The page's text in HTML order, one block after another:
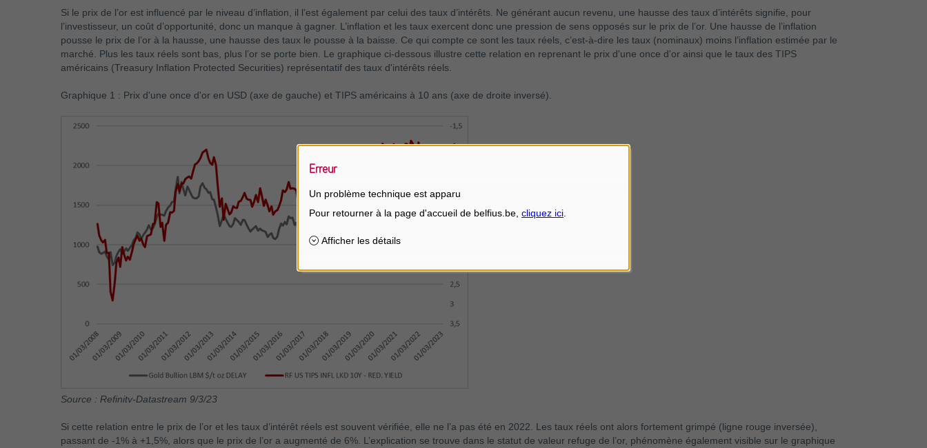
Si le prix de l’or est influencé par le niveau d’inflation, il l’est également par celui des taux d’intérêts. Ne générant aucun revenu, une hausse des taux d’intérêts signifie, pour
l’investisseur, un coût d’opportunité, donc un manque à gagner. L’inflation et les taux exercent donc une pression de sens opposés sur le prix de l’or. Une hausse de l’inflation
pousse le prix de l’or à la hausse, une hausse des taux le pousse à la baisse. Ce qui compte ce sont les taux réels, c’est-à-dire les taux (nominaux) moins l’inflation estimée par le
marché. Plus les taux réels sont bas, plus l’or se porte bien. Le graphique ci-dessous illustre cette relation en reprenant le prix d'une once d'or ainsi que le taux des TIPS
américains (Treasury Inflation Protected Securities) représentatif des taux d'intérêts réels.
Graphique 1 : Prix d'une once d'or en USD (axe de gauche) et TIPS américains à 10 ans (axe de droite inversé).
Source : Refinitv-Datastream 9/3/23
Si cette relation entre le prix de l’or et les taux d’intérêt réels est souvent vérifiée, elle ne l’a pas été en 2022. Les taux réels ont alors fortement grimpé (ligne rouge inversée),
passant de -1% à +1,5%, alors que le prix de l’or a augmenté de 6%. L’explication se trouve dans le statut de valeur refuge de l’or, phénomène également visible sur le graphique
Erreur
Un problème technique est apparu